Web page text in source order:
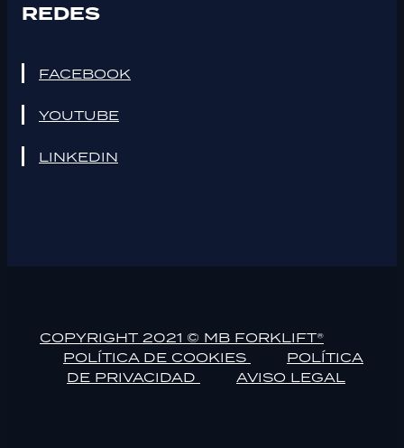
REDES
FACEBOOK
YOUTUBE
LINKEDIN
COPYRIGHT 2021 © MB FORKLIFT®
POLÍTICA DE COOKIES
POLÍTICA
DE PRIVACIDAD
AVISO LEGAL